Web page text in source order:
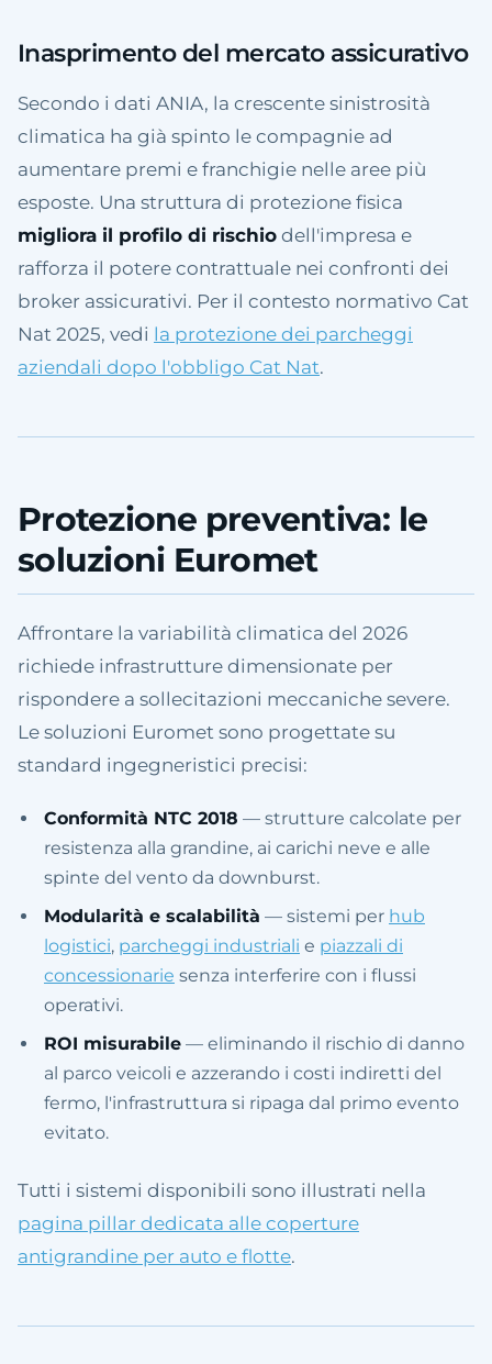
Inasprimento del mercato assicurativo
Secondo i dati ANIA, la crescente sinistrosità
climatica ha già spinto le compagnie ad
aumentare premi e franchigie nelle aree più
esposte. Una struttura di protezione fisica
migliora il profilo di rischio dell'impresa e
rafforza il potere contrattuale nei confronti dei
broker assicurativi. Per il contesto normativo Cat
Nat 2025, vedi la protezione dei parcheggi
aziendali dopo l'obbligo Cat Nat.
Protezione preventiva: le
soluzioni Euromet
Affrontare la variabilità climatica del 2026
richiede infrastrutture dimensionate per
rispondere a sollecitazioni meccaniche severe.
Le soluzioni Euromet sono progettate su
standard ingegneristici precisi:
Conformità NTC 2018 — strutture calcolate per
resistenza alla grandine, ai carichi neve e alle
spinte del vento da downburst.
Modularità e scalabilità — sistemi per hub
logistici, parcheggi industriali e piazzali di
concessionarie senza interferire con i flussi
operativi.
ROI misurabile — eliminando il rischio di danno
al parco veicoli e azzerando i costi indiretti del
fermo, l'infrastruttura si ripaga dal primo evento
evitato.
Tutti i sistemi disponibili sono illustrati nella
pagina pillar dedicata alle coperture
antigrandine per auto e flotte.